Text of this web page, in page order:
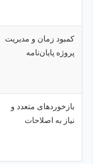
کمبود زمان و مدیریت
پروژه پایان‌نامه
بازخورد‌های متعدد و
نیاز به اصلاحات